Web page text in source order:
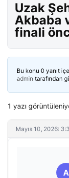
Uzak
Akbaba
finali
Bu konu 0 yanıt
admin tarafından
1 yazı
Mayıs 10, 2026:
A